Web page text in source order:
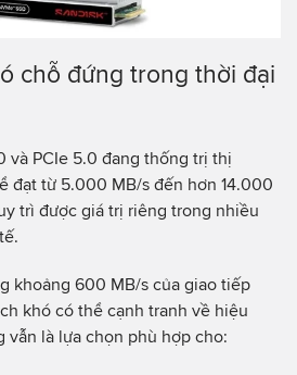
chỗ đứng trong thời đại
và PCIe 5.0 đang thống trị thị
đạt từ 5.000 MB/s đến hơn 14.000
trì được giá trị riêng trong nhiều
khoảng 600 MB/s của giao tiếp
khó có thể cạnh tranh về hiệu
vẫn là lựa chọn phù hợp cho: